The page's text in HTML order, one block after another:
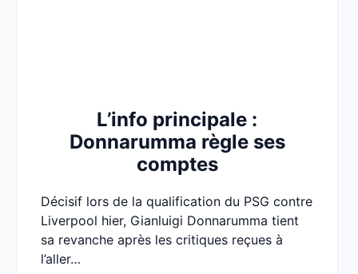
L’info principale :
Donnarumma règle ses
comptes
Décisif lors de la qualification du PSG contre
Liverpool hier, Gianluigi Donnarumma tient
sa revanche après les critiques reçues à
l’aller…